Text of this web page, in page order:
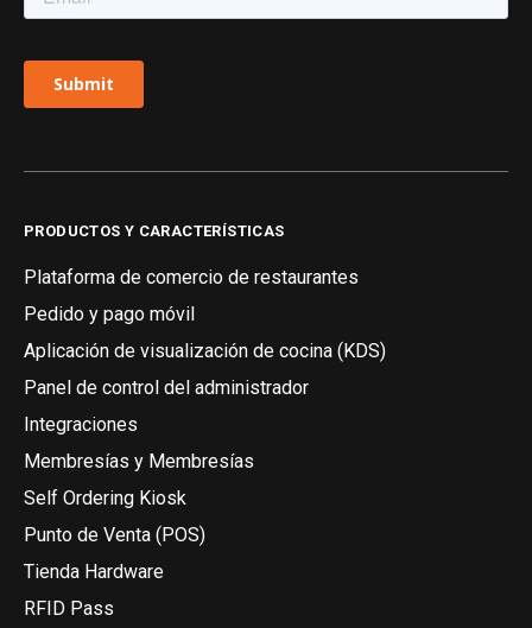
PRODUCTOS Y CARACTERÍSTICAS
Plataforma de comercio de restaurantes
Pedido y pago móvil
Aplicación de visualización de cocina (KDS)
Panel de control del administrador
Integraciones
Membresías y Membresías
Self Ordering Kiosk
Punto de Venta (POS)
Tienda Hardware
RFID Pass